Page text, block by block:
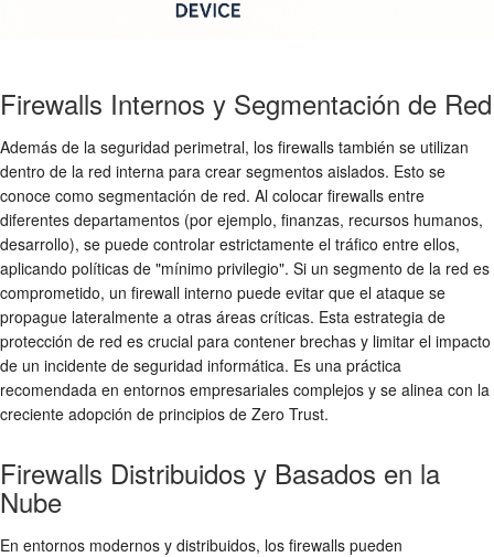
Firewalls Internos y Segmentación de Red
Además de la seguridad perimetral, los firewalls también se utilizan
dentro de la red interna para crear segmentos aislados. Esto se
conoce como segmentación de red. Al colocar firewalls entre
diferentes departamentos (por ejemplo, finanzas, recursos humanos,
desarrollo), se puede controlar estrictamente el tráfico entre ellos,
aplicando políticas de "mínimo privilegio". Si un segmento de la red es
comprometido, un firewall interno puede evitar que el ataque se
propague lateralmente a otras áreas críticas. Esta estrategia de
protección de red es crucial para contener brechas y limitar el impacto
de un incidente de seguridad informática. Es una práctica
recomendada en entornos empresariales complejos y se alinea con la
creciente adopción de principios de Zero Trust.
Firewalls Distribuidos y Basados en la
Nube
En entornos modernos y distribuidos, los firewalls pueden